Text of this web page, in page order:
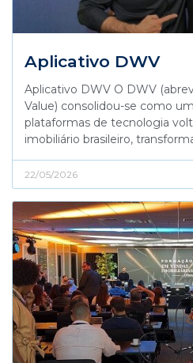
Aplicativo DWV
Aplicativo DWV O DWV
Value) consolidou-se como
plataformas de tecnologia
imobiliário brasileiro,
22/05/2026